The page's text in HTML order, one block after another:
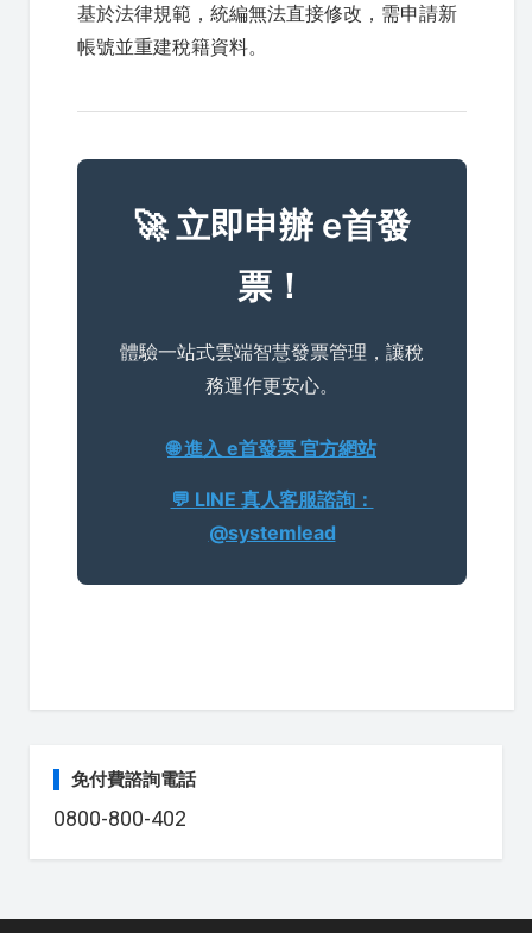
基於法律規範，統編無法直接修改，需申請新
帳號並重建稅籍資料。
🚀 立即申辦 e首發
票！
體驗一站式雲端智慧發票管理，讓稅
務運作更安心。
🌐 進入 e首發票 官方網站
💬 LINE 真人客服諮詢：
@systemlead
免付費諮詢電話
0800-800-402